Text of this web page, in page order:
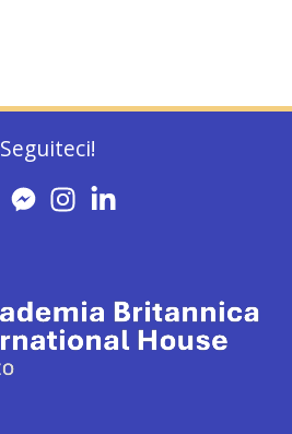
Seguiteci!